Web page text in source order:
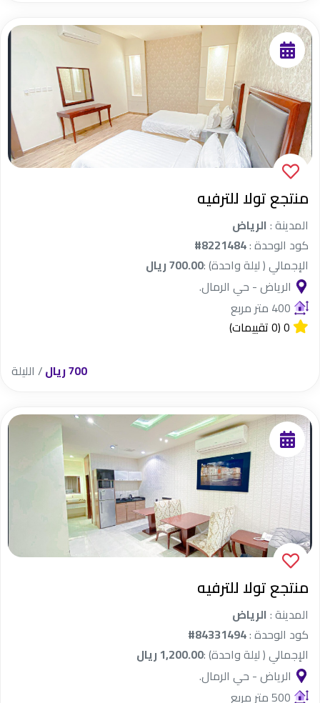
منتجع تولا للترفيه
المدينة : الرياض
كود الوحدة :#8221484
الإجمالي ( ليلة واحدة) :700.00 ريال
الرياض - حي الرمال.
400 متر مربع
0(0 تقييمات)
700 ريال / الليلة
منتجع تولا للترفيه
المدينة : الرياض
كود الوحدة :#84331494
الإجمالي ( ليلة واحدة) :1,200.00 ريال
الرياض - حي الرمال.
500 متر مربع